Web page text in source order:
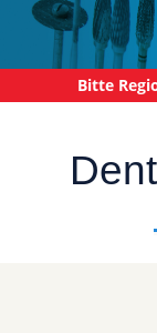
Bitte